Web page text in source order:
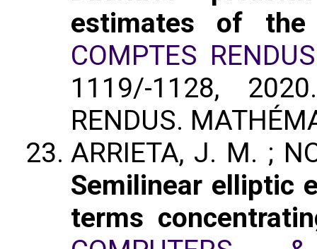
estimates of
COMPTES
1119/-1128,
RENDUS.
ARRIETA, J. M. ;
Semilinear elliptic
terms